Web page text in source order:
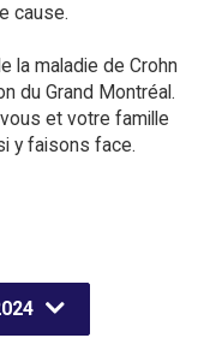
cause.
la maladie de Crohn
du Grand Montréal.
et votre famille
y faisons face.